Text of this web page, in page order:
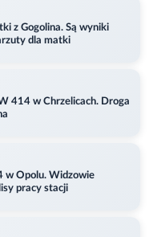
z Gogolina. Są wyniki
dla matki
414 w Chrzelicach. Droga
w Opolu. Widzowie
pracy stacji